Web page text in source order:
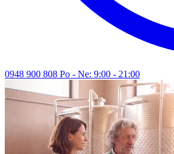
0948 900 808 Po - Ne: 9:00 - 21:00